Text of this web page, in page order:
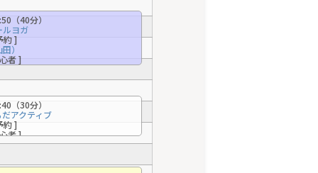
（40分）
ルヨガ
約 ]
）
者 ]
（30分）
アクティブ
約 ]
者 ]